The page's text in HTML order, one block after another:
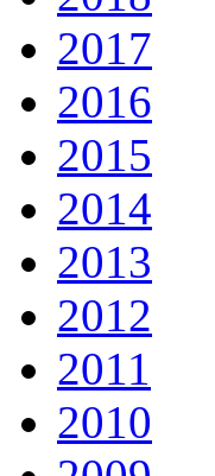
2017
2016
2015
2014
2013
2012
2011
2010